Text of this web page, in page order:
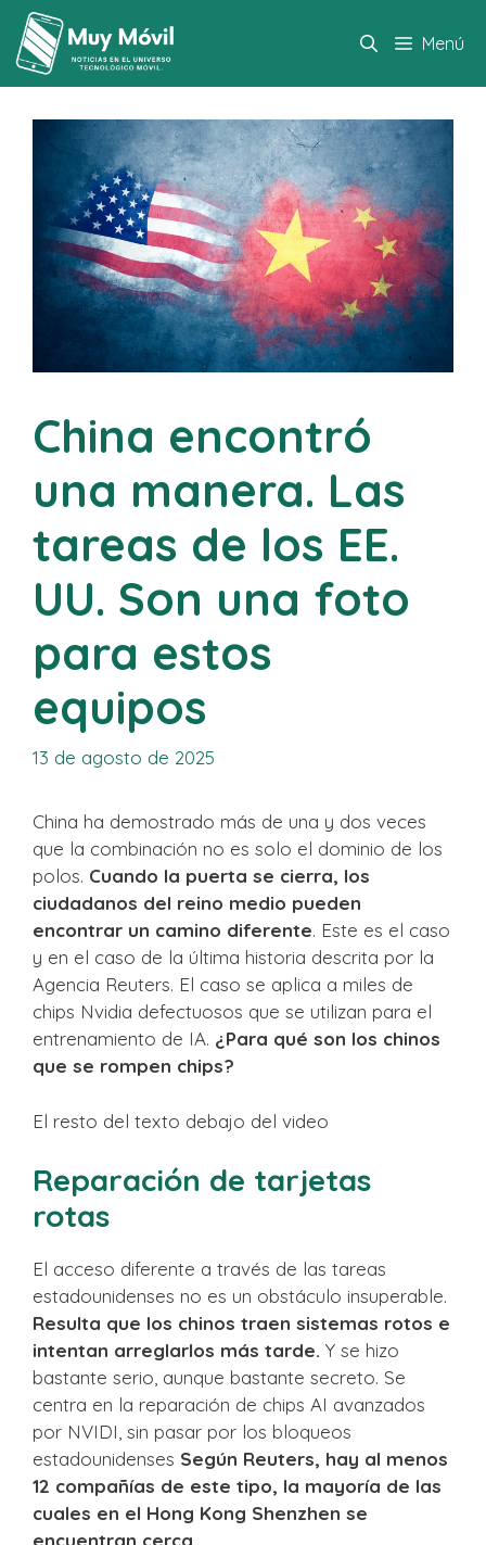
Saltar
contenido
Menú
China encontró
una manera. Las
tareas de los EE.
UU. Son una foto
para estos
equipos
13 de agosto de 2025
China ha demostrado más de una y dos veces
que la combinación no es solo el dominio de los
polos. Cuando la puerta se cierra, los
ciudadanos del reino medio pueden
encontrar un camino diferente. Este es el caso
y en el caso de la última historia descrita por la
Agencia Reuters. El caso se aplica a miles de
chips Nvidia defectuosos que se utilizan para el
entrenamiento de IA. ¿Para qué son los chinos
que se rompen chips?
El resto del texto debajo del video
Reparación de tarjetas
rotas
El acceso diferente a través de las tareas
estadounidenses no es un obstáculo insuperable.
Resulta que los chinos traen sistemas rotos e
intentan arreglarlos más tarde. Y se hizo
bastante serio, aunque bastante secreto. Se
centra en la reparación de chips AI avanzados
por NVIDI, sin pasar por los bloqueos
estadounidenses Según Reuters, hay al menos
12 compañías de este tipo, la mayoría de las
cuales en el Hong Kong Shenzhen se